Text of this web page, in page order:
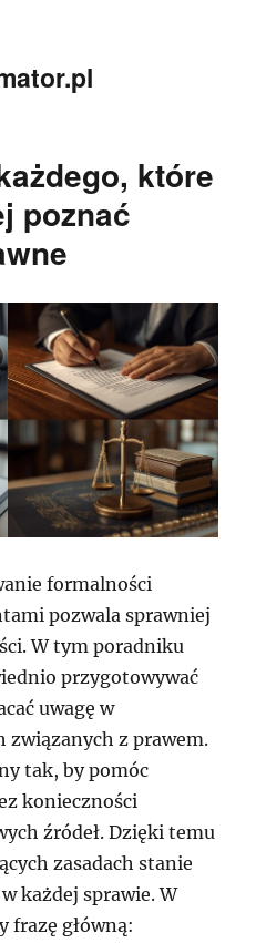
które
poznać
formalności
pozwala sprawniej
W tym poradniku
przygotowywać
uwagę w
związanych z prawem.
tak, by pomóc
konieczności
źródeł. Dzięki temu
zasadach stanie
każdej sprawie. W
frazę główną: